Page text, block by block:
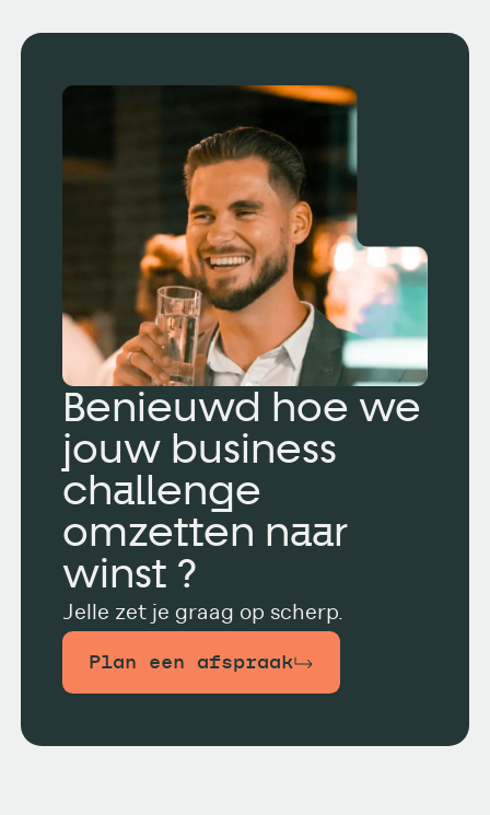
Benieuwd hoe we
jouw business
challenge
omzetten naar
winst ?
Jelle zet je graag op scherp.
Plan een afspraak